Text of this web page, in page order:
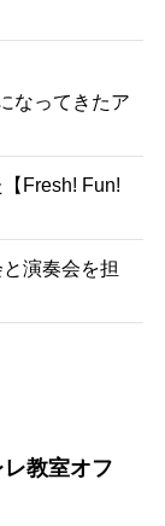
なってきたア
Fresh! Fun!
演奏会を担
レ教室オフ